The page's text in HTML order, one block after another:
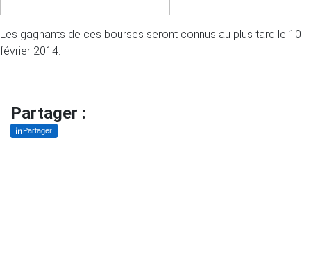
Les gagnants de ces bourses seront connus au plus tard le 10
février 2014.
Partager :
Partager